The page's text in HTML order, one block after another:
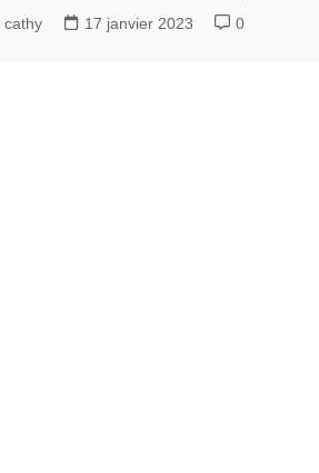
cathy 17 janvier 2023 0